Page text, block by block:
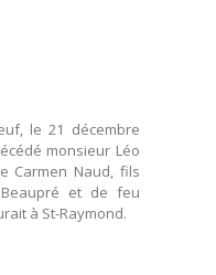
le 21 décembre
monsieur Léo
Carmen Naud, fils
et de feu
à St-Raymond.